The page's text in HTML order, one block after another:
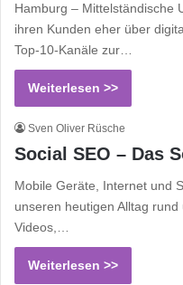
Hamburg – Mittelständische
ihren Kunden eher über
Top-10-Kanäle zur…
Weiterlesen >>
Sven Oliver Rüsche
Social SEO – Das
Mobile Geräte, Internet und
unseren heutigen Alltag
Videos,…
Weiterlesen >>